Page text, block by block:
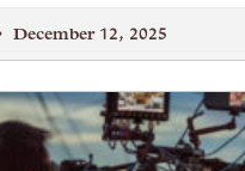
December 12, 2025